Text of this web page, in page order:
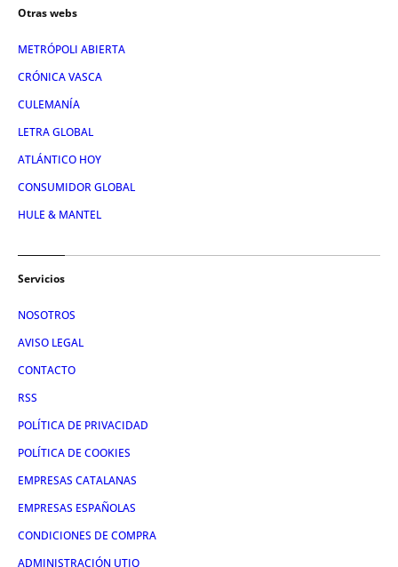
Otras webs
METRÓPOLI ABIERTA
CRÓNICA VASCA
CULEMANÍA
LETRA GLOBAL
ATLÁNTICO HOY
CONSUMIDOR GLOBAL
HULE & MANTEL
Servicios
NOSOTROS
AVISO LEGAL
CONTACTO
RSS
POLÍTICA DE PRIVACIDAD
POLÍTICA DE COOKIES
EMPRESAS CATALANAS
EMPRESAS ESPAÑOLAS
CONDICIONES DE COMPRA
ADMINISTRACIÓN UTIQ